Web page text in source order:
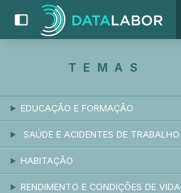
TEMAS
REMUNERAÇÃO
RELAÇÕES LABORAIS
EDUCAÇÃO E FORMAÇÃO
SAÚDE E ACIDENTES DE TRABALHO
HABITAÇÃO
RENDIMENTO E CONDIÇÕES DE VIDA